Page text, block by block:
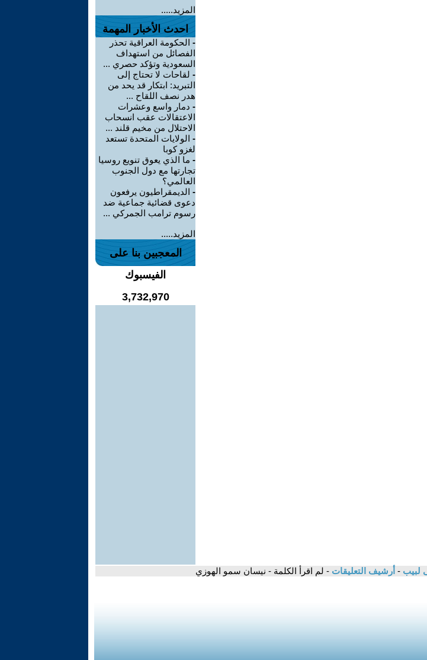
المزيد.....
احدث الأخبار المهمة
- الحكومة العراقية تحذر
الفصائل من استهداف
السعودية وتؤكد حصري ...
- لقاحات لا تحتاج إلى
التبريد: ابتكار قد يحد من
هدر نصف اللقاح ...
- دمار واسع وعشرات
الاعتقالات عقب انسحاب
الاحتلال من مخيم قلند ...
- الولايات المتحدة تستعد
لغزو كوبا
- ما الذي يعوق تنويع روسيا
تجارتها مع دول الجنوب
العالمي؟
- الديمقراطيون يرفعون
دعوى قضائية جماعية ضد
رسوم ترامب الجمركي ...
المزيد.....
المعجبين بنا على
الفيسبوك
3,732,970
- أرشيف التعليقات - لم اقرأ الكلمة - نيسان سمو الهوزي